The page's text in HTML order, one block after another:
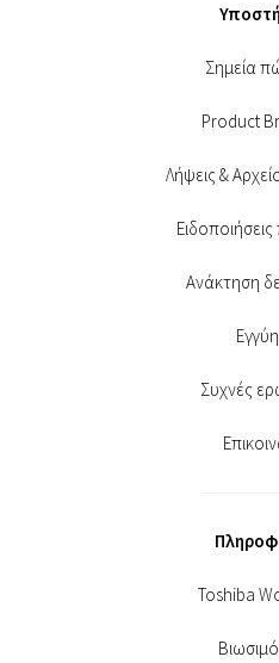
Σημεία
Product
Λήψεις &
Ανάκτηση
Συχνές
Toshiba